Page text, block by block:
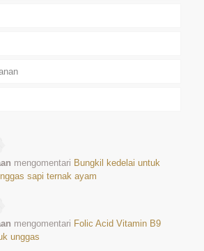
mengomentari Bungkil kedelai untuk
sapi ternak ayam
mengomentari Folic Acid Vitamin B9
unggas